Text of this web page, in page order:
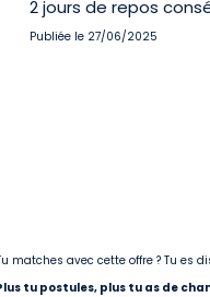
2 jours de repos
Publiée le 27/06/2025
matches avec cette offre ? Tu es
tu postules, plus tu as de